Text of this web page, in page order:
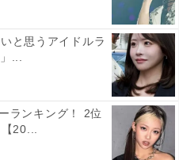
と思うアイドルラ
...
ランキング！ 2位
20...